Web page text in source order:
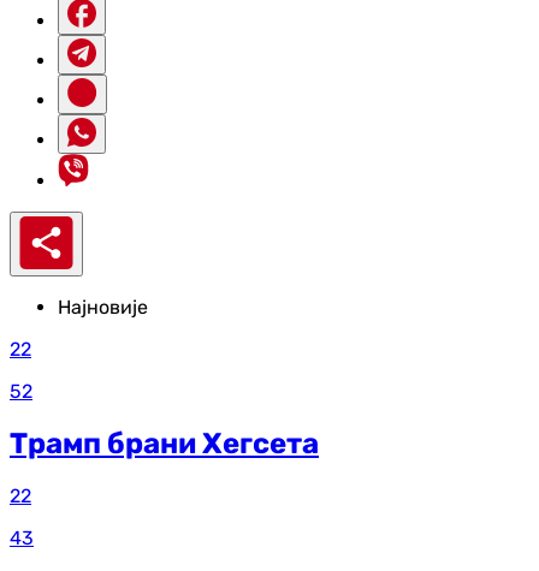
Најновије
22
52
Трамп брани Хегсета
22
43